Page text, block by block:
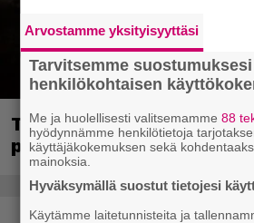
Tässä ovat seuraavat
pelit
Arvostamme yksityisyyttäsi
Tarvitsemme
henkilökohtaisen
Me ja huolellisesti valitsemamme88
hyödynnämme henkilötietoja
käyttäjäkokemuksen sekä
mainoksia.
Hyväksymällä suostut tietojesi
Käytämme laitetunnisteita ja